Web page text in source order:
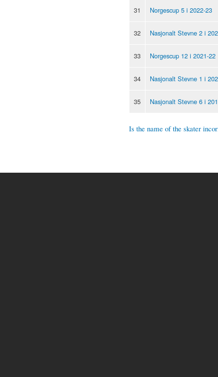
31 Norgescup 5 i 2022-23
32 Nasjonalt Stevne 2 i
33 Norgescup 12 i 2021-22
34 Nasjonalt Stevne 1 i
35 Nasjonalt Stevne 6 i
Is the name of the skater